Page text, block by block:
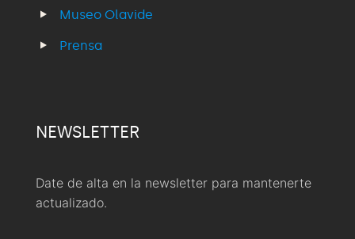
Museo Olavide
Prensa
NEWSLETTER
Date de alta en la newsletter para mantenerte
actualizado.